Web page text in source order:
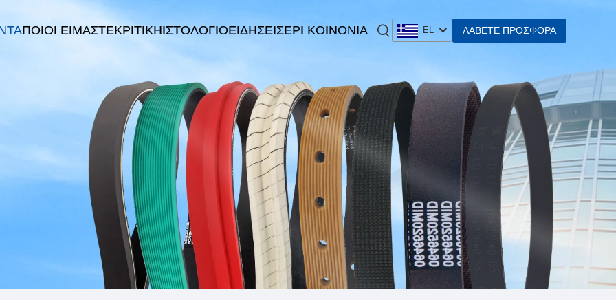
ΠΟΙΟΙ ΕΊΜΑΣΤΕΚΡΙΤΙΚΉΙΣΤΟΛΌΓΙΟΕΙΔΉΣΕΙΣEPI KOINONIA EL ΛΆΒΕΤΕ ΠΡΟΣΦΟΡΆ